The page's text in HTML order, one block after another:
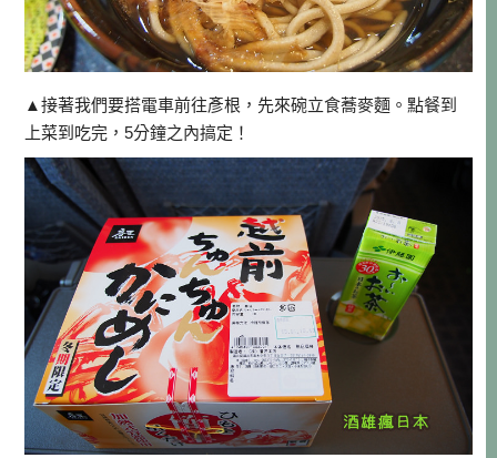
▲接著我們要搭電車前往彥根，先來碗立食蕎麥麵。點餐到
上菜到吃完，5分鐘之內搞定！